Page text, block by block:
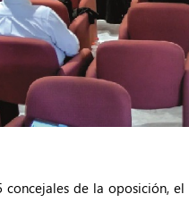
de la oposición,